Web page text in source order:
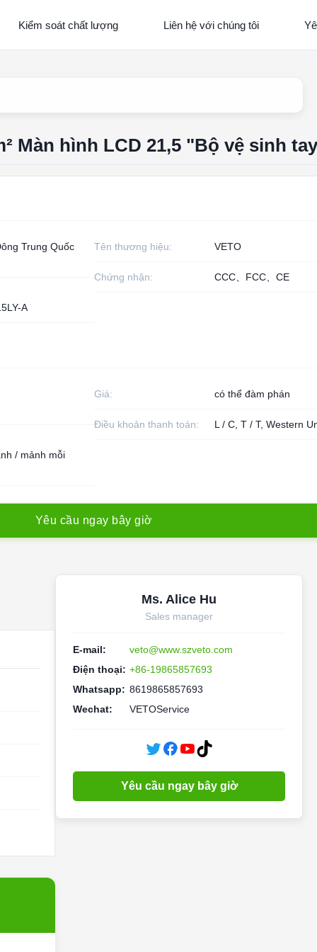
Kiểm soát chất lượng Liên hệ với chúng tôi
Màn hình LCD 21,5 "Bộ vệ sinh tay
Trung Quốc Tên thương hiệu: VETO
Chứng nhận: CCC、FCC、CE
A
Giá: có thể đàm phán
Điều khoản thanh toán: L / C, T / T, Western
/ mảnh mỗi
Yêu cầu ngay bây giờ
Ms. Alice Hu
Sales manager
E-mail:
veto@www.szveto.com
Điện thoại: +86-19865857693
Whatsapp: 8619865857693
Wechat:
VETOService
Yêu cầu ngay bây giờ